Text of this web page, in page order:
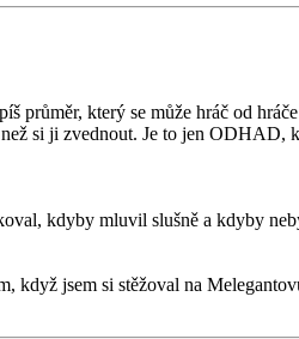
průměr, který se může hráč od
si ji zvednout. Je to jen ODHAD,
kdyby mluvil slušně a kdyby
když jsem si stěžoval na